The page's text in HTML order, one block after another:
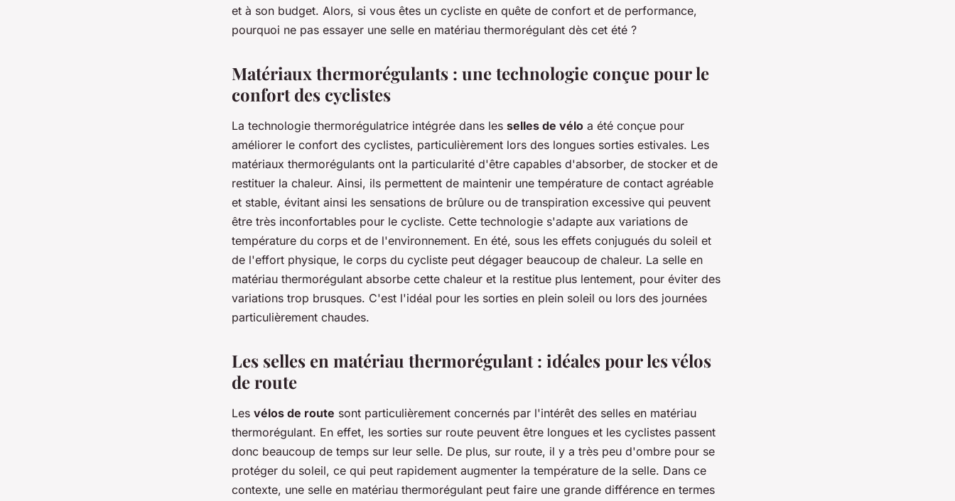
et à son budget. Alors, si vous êtes un cycliste en quête de confort et de performance,
pourquoi ne pas essayer une selle en matériau thermorégulant dès cet été ?
Matériaux thermorégulants : une technologie conçue pour le
confort des cyclistes
La technologie thermorégulatrice intégrée dans les selles de vélo a été conçue pour
améliorer le confort des cyclistes, particulièrement lors des longues sorties estivales. Les
matériaux thermorégulants ont la particularité d'être capables d'absorber, de stocker et de
restituer la chaleur. Ainsi, ils permettent de maintenir une température de contact agréable
et stable, évitant ainsi les sensations de brûlure ou de transpiration excessive qui peuvent
être très inconfortables pour le cycliste. Cette technologie s'adapte aux variations de
température du corps et de l'environnement. En été, sous les effets conjugués du soleil et
de l'effort physique, le corps du cycliste peut dégager beaucoup de chaleur. La selle en
matériau thermorégulant absorbe cette chaleur et la restitue plus lentement, pour éviter des
variations trop brusques. C'est l'idéal pour les sorties en plein soleil ou lors des journées
particulièrement chaudes.
Les selles en matériau thermorégulant : idéales pour les vélos
de route
Les vélos de route sont particulièrement concernés par l'intérêt des selles en matériau
thermorégulant. En effet, les sorties sur route peuvent être longues et les cyclistes passent
donc beaucoup de temps sur leur selle. De plus, sur route, il y a très peu d'ombre pour se
protéger du soleil, ce qui peut rapidement augmenter la température de la selle. Dans ce
contexte, une selle en matériau thermorégulant peut faire une grande différence en termes